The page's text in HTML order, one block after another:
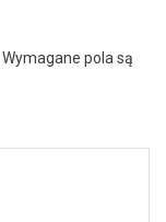
Wymagane pola są